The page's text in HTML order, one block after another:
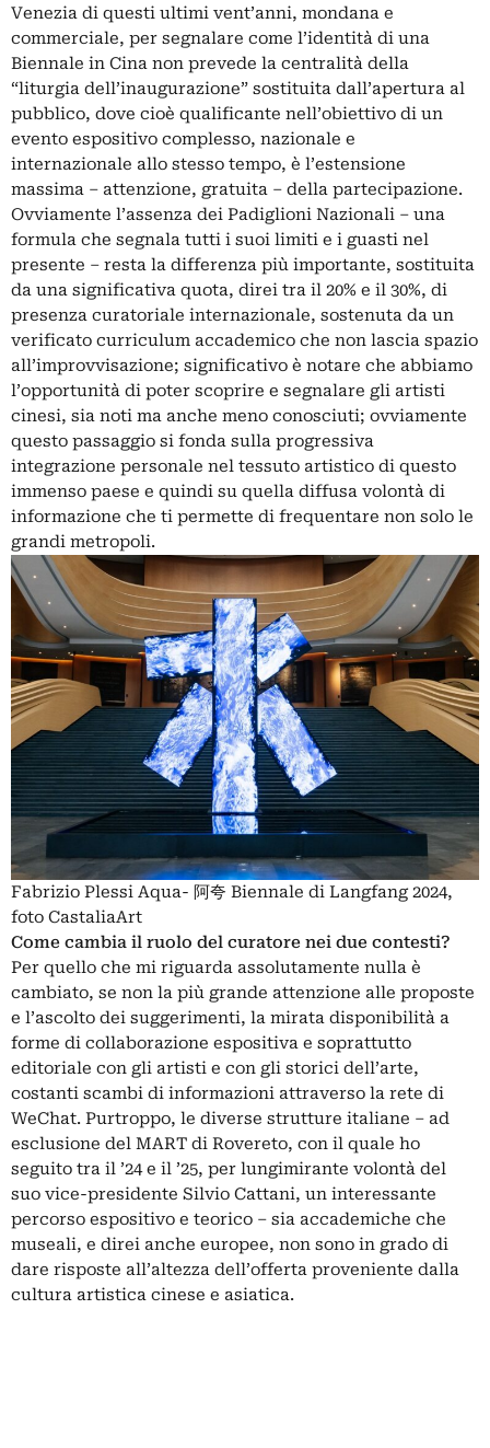
Venezia di questi ultimi vent’anni, mondana e
commerciale, per segnalare come l’identità di una
Biennale in Cina non prevede la centralità della
“liturgia dell’inaugurazione” sostituita dall’apertura al
pubblico, dove cioè qualificante nell’obiettivo di un
evento espositivo complesso, nazionale e
internazionale allo stesso tempo, è l’estensione
massima – attenzione, gratuita – della partecipazione.
Ovviamente l’assenza dei Padiglioni Nazionali – una
formula che segnala tutti i suoi limiti e i guasti nel
presente – resta la differenza più importante, sostituita
da una significativa quota, direi tra il 20% e il 30%, di
presenza curatoriale internazionale, sostenuta da un
verificato curriculum accademico che non lascia spazio
all’improvvisazione; significativo è notare che abbiamo
l’opportunità di poter scoprire e segnalare gli artisti
cinesi, sia noti ma anche meno conosciuti; ovviamente
questo passaggio si fonda sulla progressiva
integrazione personale nel tessuto artistico di questo
immenso paese e quindi su quella diffusa volontà di
informazione che ti permette di frequentare non solo le
grandi metropoli.
Fabrizio Plessi Aqua- 阿夸 Biennale di Langfang 2024,
foto CastaliaArt
Come cambia il ruolo del curatore nei due contesti?
Per quello che mi riguarda assolutamente nulla è
cambiato, se non la più grande attenzione alle proposte
e l’ascolto dei suggerimenti, la mirata disponibilità a
forme di collaborazione espositiva e soprattutto
editoriale con gli artisti e con gli storici dell’arte,
costanti scambi di informazioni attraverso la rete di
WeChat. Purtroppo, le diverse strutture italiane – ad
esclusione del MART di Rovereto, con il quale ho
seguito tra il ’24 e il ’25, per lungimirante volontà del
suo vice-presidente Silvio Cattani, un interessante
percorso espositivo e teorico – sia accademiche che
museali, e direi anche europee, non sono in grado di
dare risposte all’altezza dell’offerta proveniente dalla
cultura artistica cinese e asiatica.